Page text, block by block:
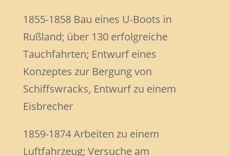
1855-1858 Bau eines U-Boots in
Rußland; über 130 erfolgreiche
Tauchfahrten; Entwurf eines
Konzeptes zur Bergung von
Schiffswracks, Entwurf zu einem
Eisbrecher
1859-1874 Arbeiten zu einem
Luftfahrzeug; Versuche am